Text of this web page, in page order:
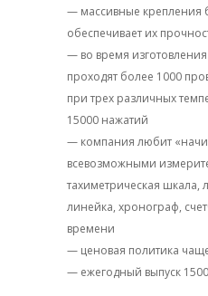
— массивные крепления
обеспечивает их
— во время
проходят более 1000
при трех различных
15000 нажатий
— компания любит
всевозможными
тахиметрическая шкала,
линейка, хронограф,
времени
— ценовая политика
— ежегодный выпуск